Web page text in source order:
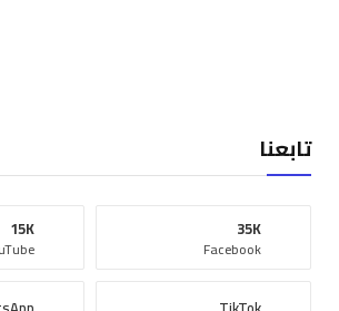
تابعنا
Facebook
35K
15K